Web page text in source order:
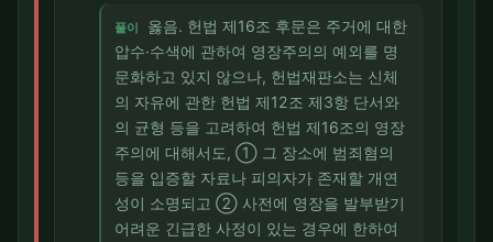
풀이
옳음. 헌법 제16조 후문은 주거에 대한
압수·수색에 관하여 영장주의의 예외를 명
문화하고 있지 않으나, 헌법재판소는 신체
의 자유에 관한 헌법 제12조 제3항 단서와
의 균형 등을 고려하여 헌법 제16조의 영장
주의에 대해서도, ① 그 장소에 범죄혐의
등을 입증할 자료나 피의자가 존재할 개연
성이 소명되고 ② 사전에 영장을 발부받기
어려운 긴급한 사정이 있는 경우에 한하여